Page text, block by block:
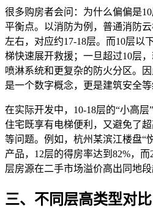
很多购房者会问：为什么偏偏是
平衡点。以消防为例，普通消防
左右，对应约17-18层。而10层以
梯快速展开救援；一旦超过10层
喷淋系统和更复杂的防火分区。因
是一个数字概念，更是建筑安全等
在实际开发中，10-18层的“小高
住宅既享有电梯便利，又避免了
等问题。例如，杭州某滨江楼盘“
产品，12层的得房率达到82%，
层房源在二手市场溢价高出同地段
三、不同层高类型对